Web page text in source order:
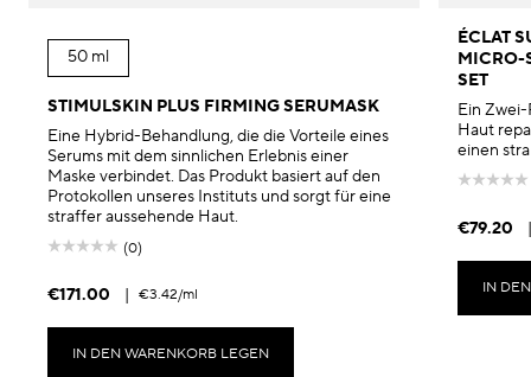
50 ml
STIMULSKIN PLUS FIRMING SERUMASK
Eine Hybrid-Behandlung, die die Vorteile eines
Serums mit dem sinnlichen Erlebnis einer
Maske verbindet. Das Produkt basiert auf den
Protokollen unseres Instituts und sorgt für eine
straffer aussehende Haut.
(0)
€171.00 | €3.42/ml
IN DEN WARENKORB LEGEN
ÉCLAT
MICRO-
SET
Ein
Haut
einen
€79.20 |
IN